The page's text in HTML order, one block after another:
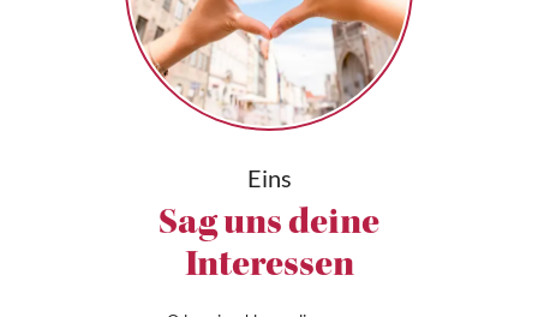
Eins
Sag uns deine
Interessen